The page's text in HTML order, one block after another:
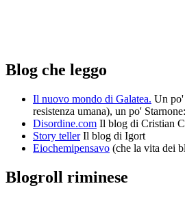
Blog che leggo
Il nuovo mondo di Galatea. Un
resistenza umana), un po'
Disordine.com Il blog di Cristian
Story tellerIl blog di Igort
Eiochemipensavo (che la vita dei
Blogroll riminese